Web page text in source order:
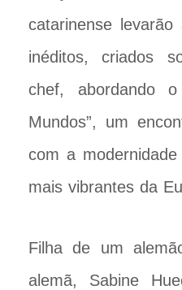
catarinense
inéditos, criados
chef, abordando
Mundos”, um
com a
mais vibrantes da
Filha de um
alemã, Sabine